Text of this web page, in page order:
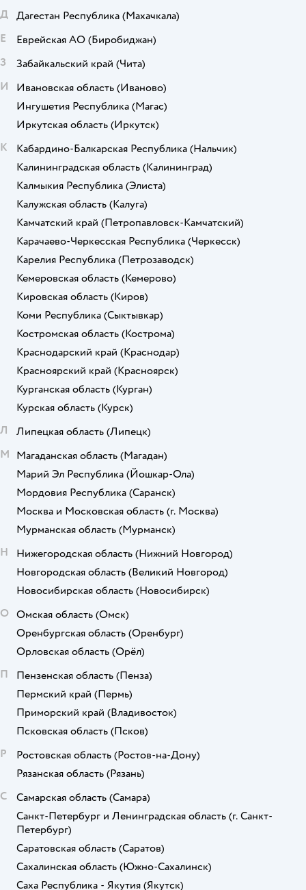
Д Дагестан Республика (Махачкала)
Е
Еврейская АО (Биробиджан)
З
Забайкальский край (Чита)
И
Ивановская область (Иваново)
Ингушетия Республика (Магас)
Иркутская область (Иркутск)
К
Кабардино-Балкарская Республика (Нальчик)
Калининградская область (Калининград)
Калмыкия Республика (Элиста)
Калужская область (Калуга)
Камчатский край (Петропавловск-Камчатский)
Карачаево-Черкесская Республика (Черкесск)
Карелия Республика (Петрозаводск)
Кемеровская область (Кемерово)
Кировская область (Киров)
Коми Республика (Сыктывкар)
Костромская область (Кострома)
Краснодарский край (Краснодар)
Красноярский край (Красноярск)
Курганская область (Курган)
Курская область (Курск)
Л
Липецкая область (Липецк)
М Магаданская область (Магадан)
Марий Эл Республика (Йошкар-Ола)
Мордовия Республика (Саранск)
Москва и Московская область (г. Москва)
Мурманская область (Мурманск)
Н
Нижегородская область (Нижний Новгород)
Новгородская область (Великий Новгород)
Новосибирская область (Новосибирск)
О Омская область (Омск)
Оренбургская область (Оренбург)
Орловская область (Орёл)
П
Пензенская область (Пенза)
Пермский край (Пермь)
Приморский край (Владивосток)
Псковская область (Псков)
Р
Ростовская область (Ростов-на-Дону)
Рязанская область (Рязань)
С
Самарская область (Самара)
Санкт-Петербург и Ленинградская область (г. Санкт-
Петербург)
Саратовская область (Саратов)
Сахалинская область (Южно-Сахалинск)
Саха Республика - Якутия (Якутск)